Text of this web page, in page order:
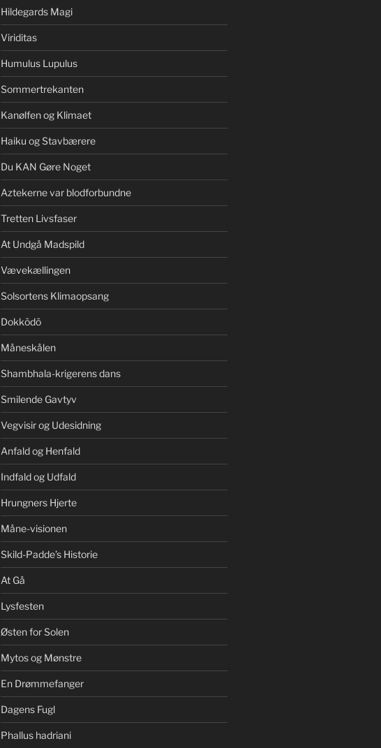
Hildegards Magi
Viriditas
Humulus Lupulus
Sommertrekanten
Kanølfen og Klimaet
Haiku og Stavbærere
Du KAN Gøre Noget
Aztekerne var blodforbundne
Tretten Livsfaser
At Undgå Madspild
Vævekællingen
Solsortens Klimaopsang
Dokkōdō
Måneskålen
Shambhala-krigerens dans
Smilende Gavtyv
Vegvisir og Udesidning
Anfald og Henfald
Indfald og Udfald
Hrungners Hjerte
Måne-visionen
Skild-Padde’s Historie
At Gå
Lysfesten
Østen for Solen
Mytos og Mønstre
En Drømmefanger
Dagens Fugl
Phallus hadriani